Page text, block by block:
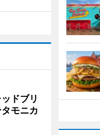
ドブリ
モニカ